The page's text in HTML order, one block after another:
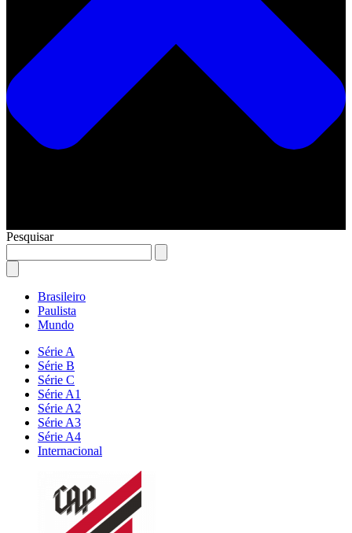
Pesquisar
Brasileiro
Paulista
Mundo
Série A
Série B
Série C
Série A1
Série A2
Série A3
Série A4
Internacional